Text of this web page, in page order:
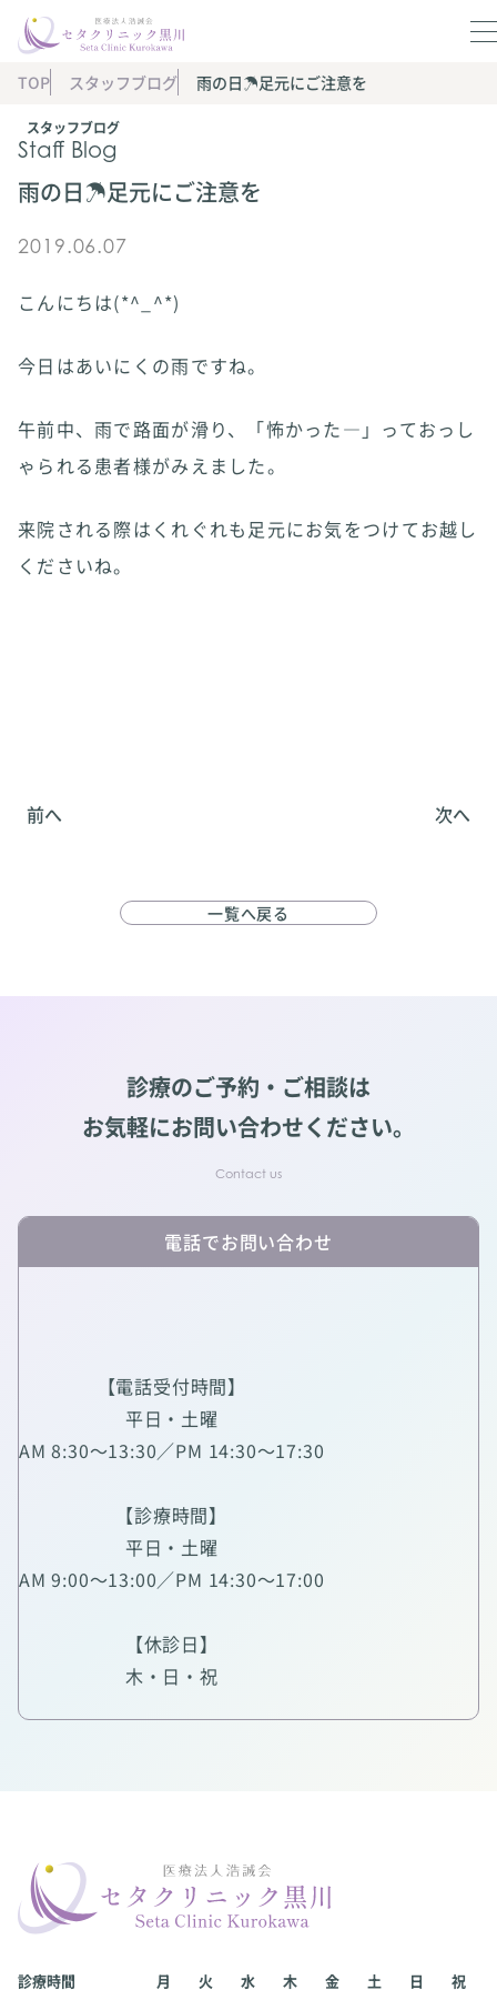
スタッフブログ
Staff Blog
TOP スタッフブログ 雨の日☂足元にご注意を
雨の日☂足元にご注意を
2019.06.07
こんにちは(*^_^*)
今日はあいにくの雨ですね。
午前中、雨で路面が滑り、「怖かった―」っておっし
ゃられる患者様がみえました。
来院される際はくれぐれも足元にお気をつけてお越し
くださいね。
前へ 次へ
一覧へ戻る
診療のご予約・ご相談は
お気軽にお問い合わせください。
電話でお問い合わせ
【電話受付時間】
平日・土曜
AM 8:30～13:30／PM 14:30～17:30
【診療時間】
平日・土曜
AM 9:00～13:00／PM 14:30～17:00
【休診日】
木・日・祝
診療時間 月 火 水 木 金 土 日 祝